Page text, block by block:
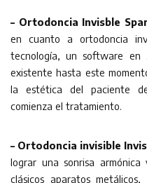
– Ortodoncia Invisble
en cuanto a ortodoncia
tecnología, un software en
existente hasta este
la estética del paciente
comienza el tratamiento.
– Ortodoncia invisible
lograr una sonrisa
clásicos aparatos